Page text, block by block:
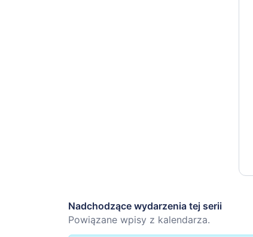
Nadchodzące wydarzenia tej serii
Powiązane wpisy z kalendarza.